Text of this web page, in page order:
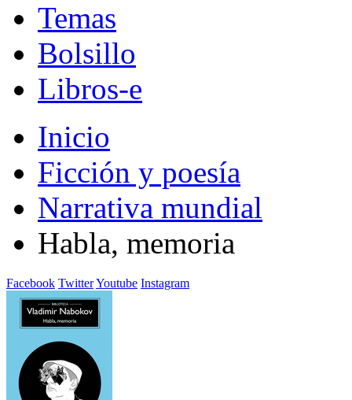
Temas
Bolsillo
Libros-e
Inicio
Ficción y poesía
Narrativa mundial
Habla, memoria
Facebook TwitterYoutube Instagram